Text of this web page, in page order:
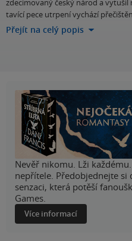
zdecimovaný český národ a vytušil
tavící pece utrpení vychází
Přejít na celý popis
Nevěř nikomu. Lži
nepřítele. Předobjednejte
senzaci, která potěší
Games.
Více informací